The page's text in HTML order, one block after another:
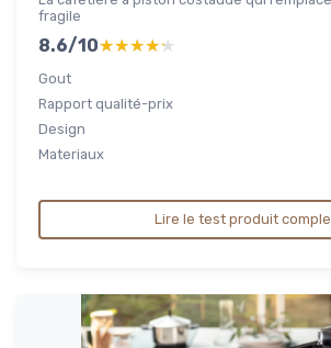
fragile
8.6/10★★★★★
★★★★★
Gout
Rapport qualité-prix
Design
Materiaux
Lire le test produit